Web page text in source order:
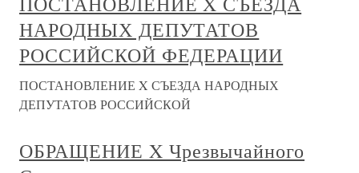
НАРОДНЫХ ДЕПУТАТОВ
РОССИЙСКОЙ ФЕДЕРАЦИИ
ПОСТАНОВЛЕНИЕ X СЪЕЗДА НАРОДНЫХ
ДЕПУТАТОВ РОССИЙСКОЙ
ОБРАЩЕНИЕ X Чрезвычайного